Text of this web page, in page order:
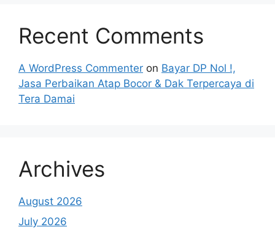
Recent Comments
A WordPress Commenter on Bayar DP Nol !,
Jasa Perbaikan Atap Bocor & Dak Terpercaya di
Tera Damai
Archives
August 2026
July 2026